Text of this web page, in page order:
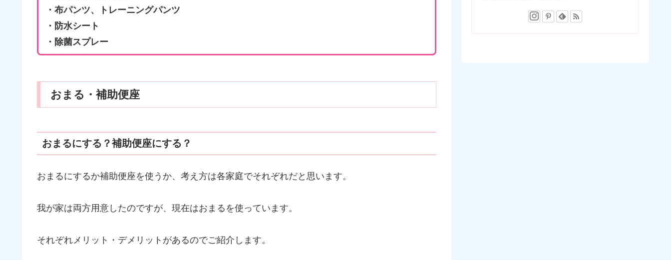
・布パンツ、トレーニングパンツ
・防水シート
・除菌スプレー
おまる・補助便座
おまるにする？補助便座にする？
おまるにするか補助便座を使うか、考え方は各家庭でそれぞれだと思います。
我が家は両方用意したのですが、現在はおまるを使っています。
それぞれメリット・デメリットがあるのでご紹介します。